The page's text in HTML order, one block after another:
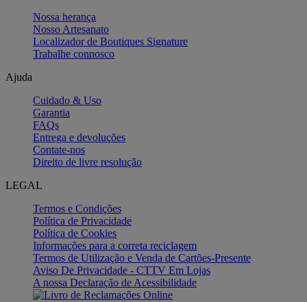
Nossa herança
Nosso Artesanato
Localizador de Boutiques Signature
Trabalhe connosco
Ajuda
Cuidado & Uso
Garantia
FAQs
Entrega e devoluções
Contate-nos
Direito de livre resolução
LEGAL
Termos e Condições
Política de Privacidade
Política de Cookies
Informações para a correta reciclagem
Termos de Utilização e Venda de Cartões-Presente
Aviso De Privacidade - CTTV Em Lojas
A nossa Declaração de Acessibilidade